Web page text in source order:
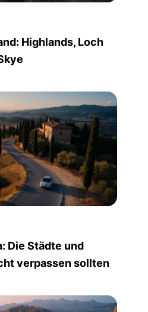
Highlands, Loch
Die Städte und
verpassen sollten